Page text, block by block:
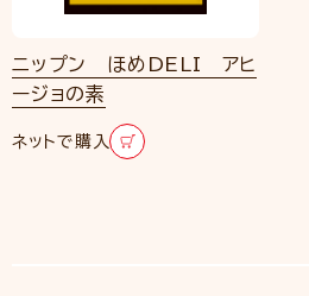
ニップン ほめDELI アヒ
ージョの素
ネットで購入